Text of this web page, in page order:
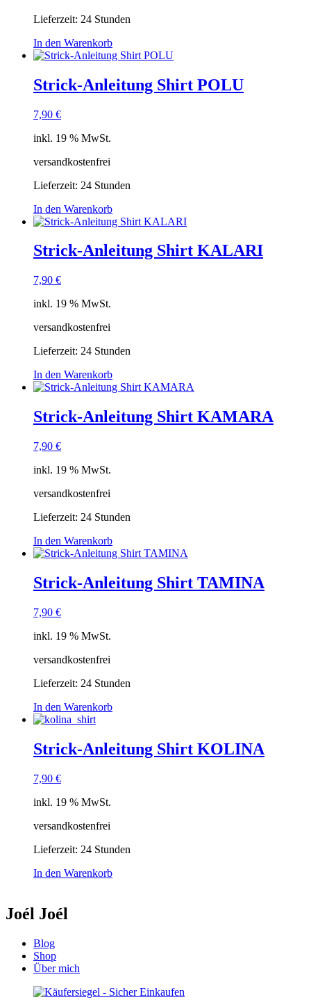
Lieferzeit: 24 Stunden
In den Warenkorb
Strick-Anleitung Shirt POLU
7,90 €
inkl. 19 % MwSt.
versandkostenfrei
Lieferzeit: 24 Stunden
In den Warenkorb
Strick-Anleitung Shirt KALARI
7,90 €
inkl. 19 % MwSt.
versandkostenfrei
Lieferzeit: 24 Stunden
In den Warenkorb
Strick-Anleitung Shirt KAMARA
7,90 €
inkl. 19 % MwSt.
versandkostenfrei
Lieferzeit: 24 Stunden
In den Warenkorb
Strick-Anleitung Shirt TAMINA
7,90 €
inkl. 19 % MwSt.
versandkostenfrei
Lieferzeit: 24 Stunden
In den Warenkorb
Strick-Anleitung Shirt KOLINA
7,90 €
inkl. 19 % MwSt.
versandkostenfrei
Lieferzeit: 24 Stunden
In den Warenkorb
Joél Joél
Blog
Shop
Über mich